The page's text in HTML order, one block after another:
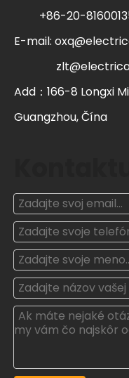
+86-20-
E-mail:
Add：166-8 Longxi
Guangzhou, Čína